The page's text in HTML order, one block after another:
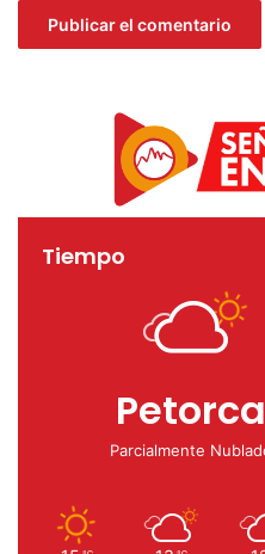
Tiempo
Petorca
Parcialmente